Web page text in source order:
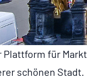
für
schönen